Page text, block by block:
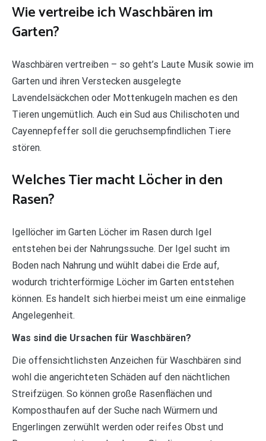
Wie vertreibe ich Waschbären im
Garten?
Waschbären vertreiben – so geht’s Laute Musik sowie im
Garten und ihren Verstecken ausgelegte
Lavendelsäckchen oder Mottenkugeln machen es den
Tieren ungemütlich. Auch ein Sud aus Chilischoten und
Cayennepfeffer soll die geruchsempfindlichen Tiere
stören.
Welches Tier macht Löcher in den
Rasen?
Igellöcher im Garten Löcher im Rasen durch Igel
entstehen bei der Nahrungssuche. Der Igel sucht im
Boden nach Nahrung und wühlt dabei die Erde auf,
wodurch trichterförmige Löcher im Garten entstehen
können. Es handelt sich hierbei meist um eine einmalige
Angelegenheit.
Was sind die Ursachen für Waschbären?
Die offensichtlichsten Anzeichen für Waschbären sind
wohl die angerichteten Schäden auf den nächtlichen
Streifzügen. So können große Rasenflächen und
Komposthaufen auf der Suche nach Würmern und
Engerlingen zerwühlt werden oder reifes Obst und